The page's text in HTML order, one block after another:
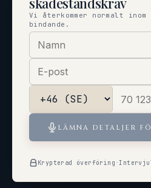
Vi återkommer normalt
bindande.
LÄMNA DETALJER
Krypterad överföring ·